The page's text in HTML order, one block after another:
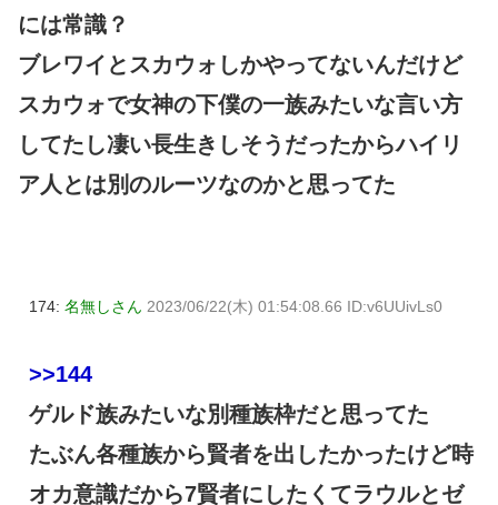
には常識？
ブレワイとスカウォしかやってないんだけど
スカウォで女神の下僕の一族みたいな言い方
してたし凄い長生きしそうだったからハイリ
ア人とは別のルーツなのかと思ってた
174: 名無しさん 2023/06/22(木) 01:54:08.66 ID:v6UUivLs0
>>144
ゲルド族みたいな別種族枠だと思ってた
たぶん各種族から賢者を出したかったけど時
オカ意識だから7賢者にしたくてラウルとゼ